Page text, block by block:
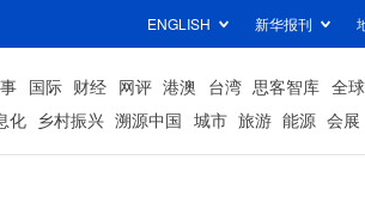
ENGLISH 新华报刊
国际 财经 网评 港澳 台湾 思客智库 全
化 乡村振兴 溯源中国 城市 旅游 能源 会展